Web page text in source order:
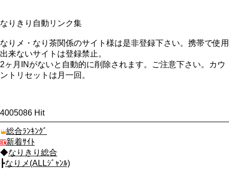
なりきり自動リンク集
なりメ・なり茶関係のサイト様は是非登録下さい。携帯で使用
出来ないサイトは登録禁止。
2ヶ月INがないと自動的に削除されます。ご注意下さい。カウ
ントリセットは月一回。
4005086 Hit
総合ﾗﾝｷﾝｸﾞ
新着ｻｲﾄ
◆なりきり総合
┣なりメ(ALLｼﾞｬﾝﾙ)